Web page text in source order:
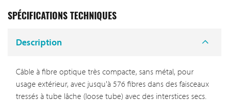
SPÉCIFICATIONS TECHNIQUES
Description
Câble à fibre optique très compacte, sans métal, pour
usage extérieur, avec jusqu'à 576 fibres dans des faisceaux
tressés à tube lâche (loose tube) avec des interstices secs.